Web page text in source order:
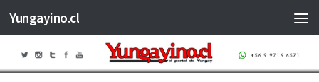
Saltar al contenido
Yungayino.cl